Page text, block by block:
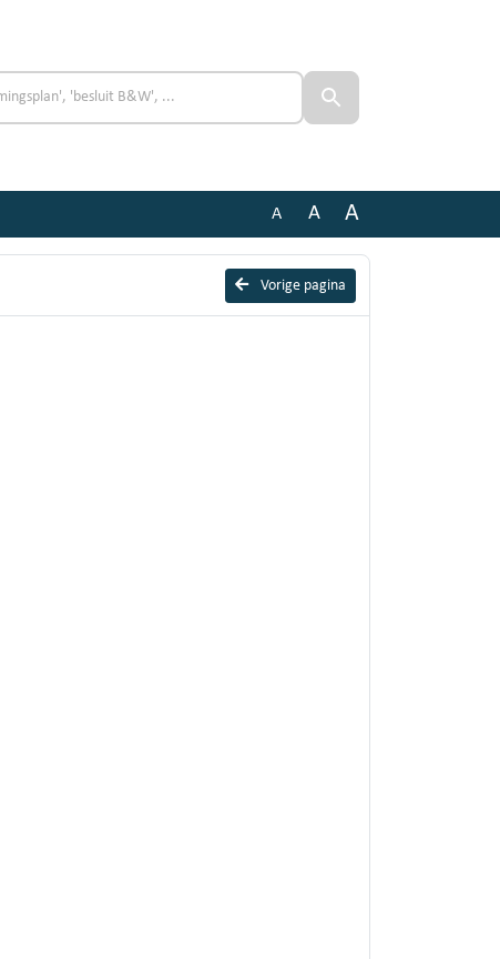
A A A
Vorige pagina